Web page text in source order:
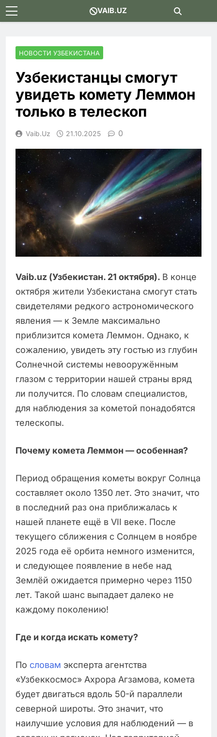
Skip
to
VAIB.UZ
НОВОСТИ УЗБЕКИСТАНА
Узбекистанцы смогут
увидеть комету Леммон
только в телескоп
Vaib.uz 21.10.2025 0
Vaib.uz (Узбекистан. 21 октября). В конце
октября жители Узбекистана смогут стать
свидетелями редкого астрономического
явления — к Земле максимально
приблизится комета Леммон. Однако, к
сожалению, увидеть эту гостью из глубин
Солнечной системы невооружённым
глазом с территории нашей страны вряд
ли получится. По словам специалистов,
для наблюдения за кометой понадобятся
телескопы.
Почему комета Леммон — особенная?
Период обращения кометы вокруг Солнца
составляет около 1350 лет. Это значит, что
в последний раз она приближалась к
нашей планете ещё в VII веке. После
текущего сближения с Солнцем в ноябре
2025 года её орбита немного изменится,
и следующее появление в небе над
Землёй ожидается примерно через 1150
лет. Такой шанс выпадает далеко не
каждому поколению!
Где и когда искать комету?
По словам эксперта агентства
«Узбеккосмос» Ахрора Агзамова, комета
будет двигаться вдоль 50-й параллели
северной широты. Это значит, что
наилучшие условия для наблюдений — в